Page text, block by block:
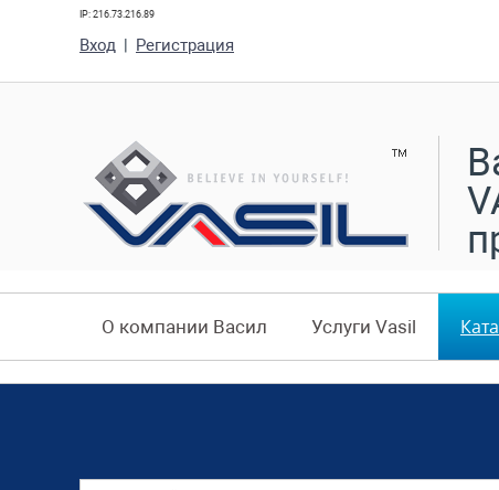
IP: 216.73.216.89
Вход | Регистрация
О компании Васил Услуги Vasil